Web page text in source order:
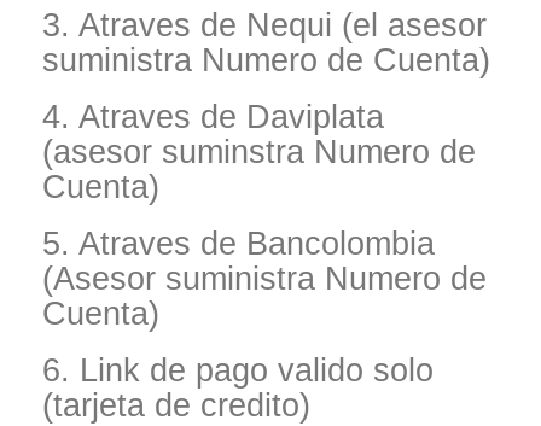
3. Atraves de Nequi (el asesor
suministra Numero de Cuenta)
4. Atraves de Daviplata
(asesor suminstra Numero de
Cuenta)
5. Atraves de Bancolombia
(Asesor suministra Numero de
Cuenta)
6. Link de pago valido solo
(tarjeta de credito)